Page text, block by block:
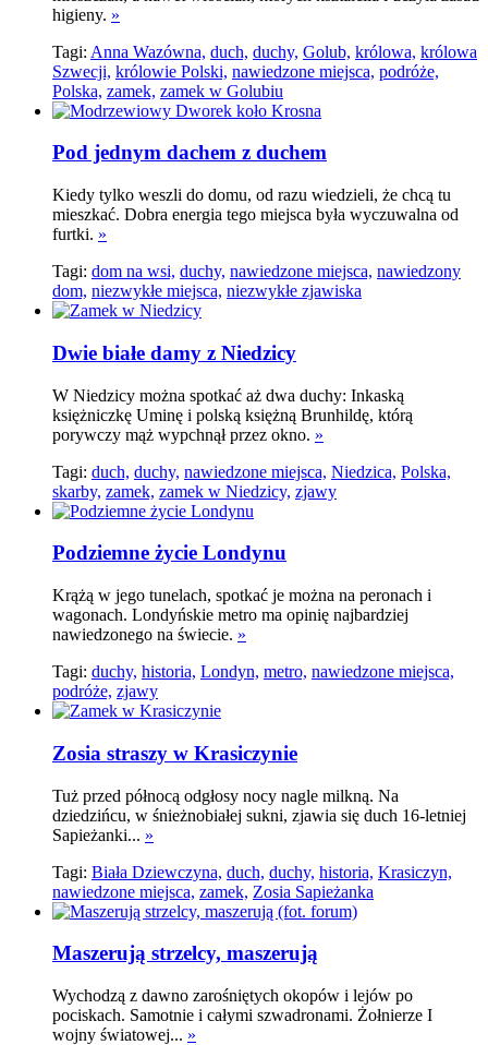
higieny. »
Tagi: Anna Wazówna, duch, duchy, Golub, królowa, królowa
Szwecji, królowie Polski, nawiedzone miejsca, podróże,
Polska, zamek, zamek w Golubiu
Pod jednym dachem z duchem
Kiedy tylko weszli do domu, od razu wiedzieli, że chcą tu
mieszkać. Dobra energia tego miejsca była wyczuwalna od
furtki. »
Tagi: dom na wsi, duchy, nawiedzone miejsca, nawiedzony
dom, niezwykłe miejsca, niezwykłe zjawiska
Dwie białe damy z Niedzicy
W Niedzicy można spotkać aż dwa duchy: Inkaską
księżniczkę Uminę i polską księżną Brunhildę, którą
porywczy mąż wypchnął przez okno. »
Tagi: duch, duchy, nawiedzone miejsca, Niedzica, Polska,
skarby, zamek, zamek w Niedzicy, zjawy
Podziemne życie Londynu
Krążą w jego tunelach, spotkać je można na peronach i
wagonach. Londyńskie metro ma opinię najbardziej
nawiedzonego na świecie. »
Tagi: duchy, historia, Londyn, metro, nawiedzone miejsca,
podróże, zjawy
Zosia straszy w Krasiczynie
Tuż przed północą odgłosy nocy nagle milkną. Na
dziedzińcu, w śnieżnobiałej sukni, zjawia się duch 16-letniej
Sapieżanki... »
Tagi: Biała Dziewczyna, duch, duchy, historia, Krasiczyn,
nawiedzone miejsca, zamek, Zosia Sapieżanka
Maszerują strzelcy, maszerują
Wychodzą z dawno zarośniętych okopów i lejów po
pociskach. Samotnie i całymi szwadronami. Żołnierze I
wojny światowej... »